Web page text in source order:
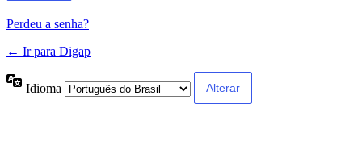
Perdeu a senha?
← Ir para Digap
Idioma